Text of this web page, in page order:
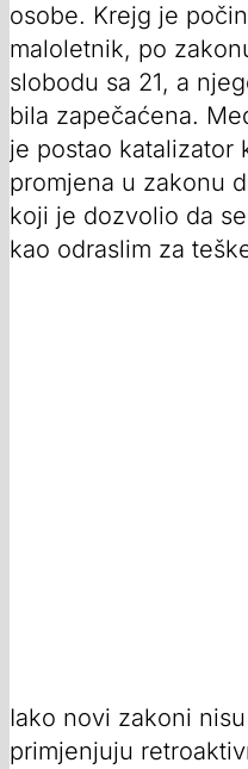
osobe. Krejg je
maloletnik, po
slobodu sa 21, a
bila zapečaćena.
je postao katalizator
promjena u zakonu
koji je dozvolio da
kao odraslim za
Iako novi zakoni
primjenjuju